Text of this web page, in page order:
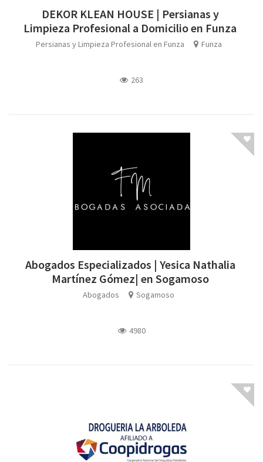
DEKOR KLEAN HOUSE | Persianas y
Limpieza Profesional a Domicilio en Funza
Persianas y Limpieza Profesional en Funza Funza
263
Abogados Especializados | Yesica Nathalia
Martínez Gómez| en Sogamoso
Abogados Sogamoso
4980